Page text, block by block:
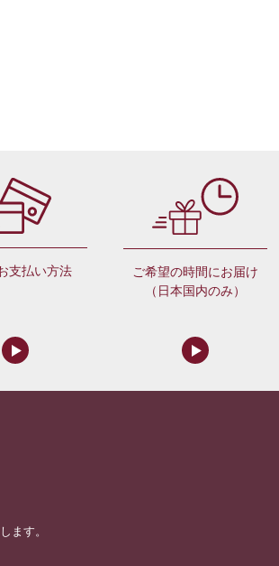
支払い方法
ご希望の時間にお届け
（日本国内のみ）
ます。